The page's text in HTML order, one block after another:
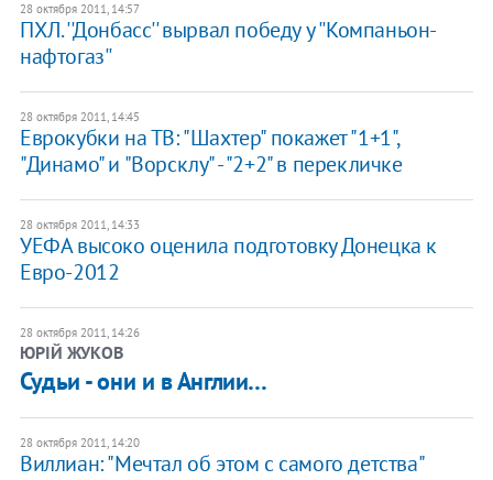
28 октября 2011, 14:57
ПХЛ. ''Донбасс'' вырвал победу у ''Компаньон-
нафтогаз''
28 октября 2011, 14:45
Еврокубки на ТВ: "Шахтер" покажет "1+1",
"Динамо" и "Ворсклу" - "2+2" в перекличке
28 октября 2011, 14:33
УЕФА высоко оценила подготовку Донецка к
Евро-2012
28 октября 2011, 14:26
ЮРІЙ ЖУКОВ
​Судьи - они и в Англии…
28 октября 2011, 14:20
Виллиан: "Мечтал об этом с самого детства"